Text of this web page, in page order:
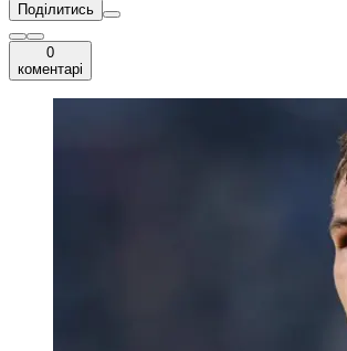
Поділитись
0
коментарі